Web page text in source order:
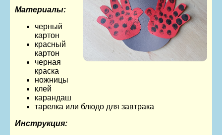
Материалы:
черный
картон
красный
картон
черная
краска
ножницы
клей
карандаш
тарелка или блюдо для завтрака
Инструкция: